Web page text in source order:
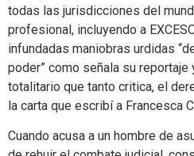
todas las jurisdicciones del
profesional, incluyendo a
infundadas maniobras urdidas
poder” como señala su
totalitario que tanto critica, el
la carta que escribí a Francesca
Cuando acusa a un hombre de